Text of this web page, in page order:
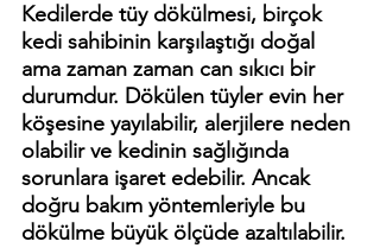
Kedilerde tüy dökülmesi, birçok
kedi sahibinin karşılaştığı doğal
ama zaman zaman can sıkıcı bir
durumdur. Dökülen tüyler evin her
köşesine yayılabilir, alerjilere neden
olabilir ve kedinin sağlığında
sorunlara işaret edebilir. Ancak
doğru bakım yöntemleriyle bu
dökülme büyük ölçüde azaltılabilir.